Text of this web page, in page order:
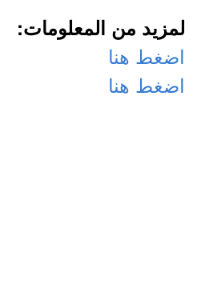
لمزيد من المعلومات:
اضغط هنا
اضغط هنا